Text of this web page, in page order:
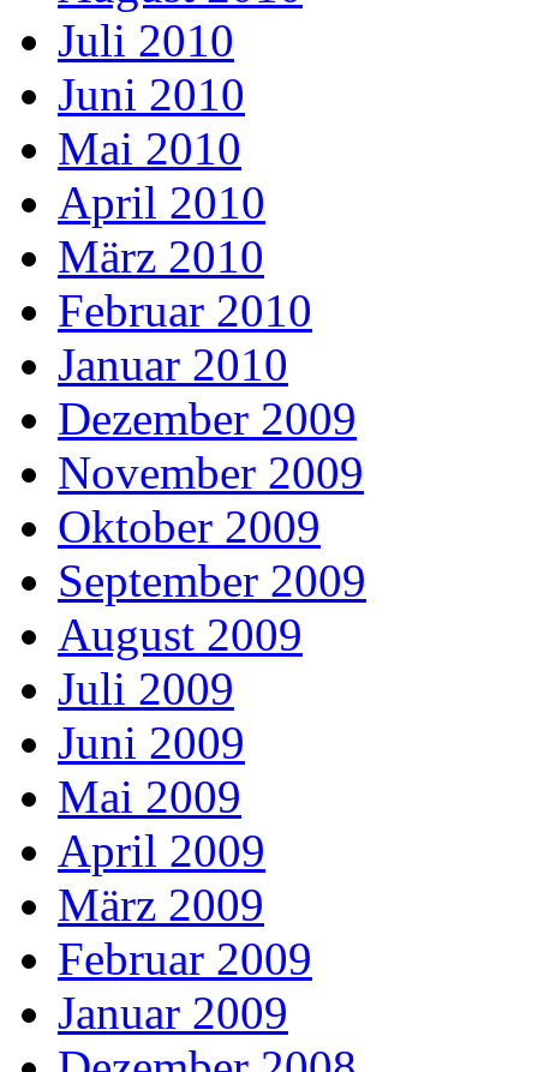
Juli 2010
Juni 2010
Mai 2010
April 2010
März 2010
Februar 2010
Januar 2010
Dezember 2009
November 2009
Oktober 2009
September 2009
August 2009
Juli 2009
Juni 2009
Mai 2009
April 2009
März 2009
Februar 2009
Januar 2009